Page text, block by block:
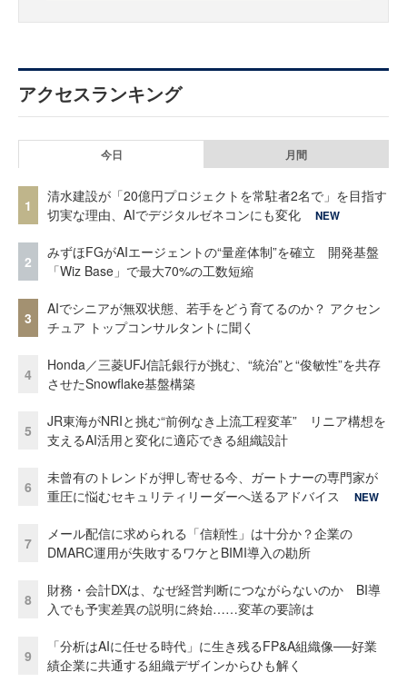
アクセスランキング
今日 月間
1
清水建設が「20億円プロジェクトを常駐者2名で」を目指す
切実な理由、AIでデジタルゼネコンにも変化
NEW
2
みずほFGがAIエージェントの“量産体制”を確立 開発基盤
「Wiz Base」で最大70%の工数短縮
3
AIでシニアが無双状態、若手をどう育てるのか？ アクセン
チュア トップコンサルタントに聞く
4
Honda／三菱UFJ信託銀行が挑む、“統治”と“俊敏性”を共存
させたSnowflake基盤構築
5
JR東海がNRIと挑む“前例なき上流工程変革” リニア構想を
支えるAI活用と変化に適応できる組織設計
6
未曾有のトレンドが押し寄せる今、ガートナーの専門家が
重圧に悩むセキュリティリーダーへ送るアドバイス
NEW
7
メール配信に求められる「信頼性」は十分か？企業の
DMARC運用が失敗するワケとBIMI導入の勘所
8
財務・会計DXは、なぜ経営判断につながらないのか BI導
入でも予実差異の説明に終始……変革の要諦は
9
「分析はAIに任せる時代」に生き残るFP&A組織像──好業
績企業に共通する組織デザインからひも解く